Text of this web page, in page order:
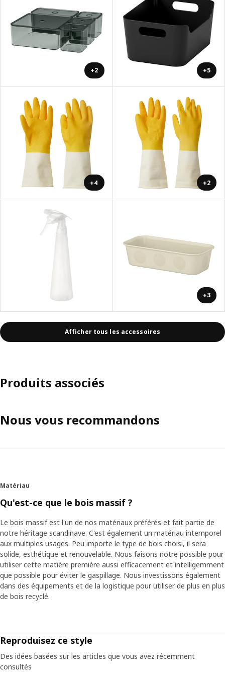
+2 +5
+4 +2
+3
Afficher tous les accessoires
Produits associés
Nous vous recommandons
Matériau
Qu'est-ce que le bois massif ?
Le bois massif est l'un de nos matériaux préférés et fait partie de
notre héritage scandinave. C'est également un matériau intemporel
aux multiples usages. Peu importe le type de bois choisi, il sera
solide, esthétique et renouvelable. Nous faisons notre possible pour
utiliser cette matière première aussi efficacement et intelligemment
que possible pour éviter le gaspillage. Nous investissons également
dans des équipements et de la logistique pour utiliser de plus en plus
de bois recyclé.
Reproduisez ce style
Des idées basées sur les articles que vous avez récemment
consultés